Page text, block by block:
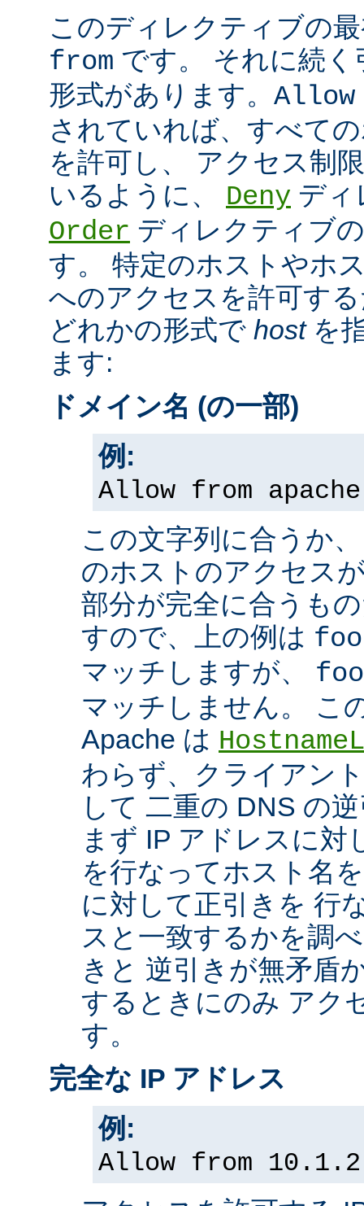
このディレクティブの
from です。 それに続
形式があります。
されていれば、すべて
を許可し、 アクセス制
いるように、 Deny ディ
Order ディレクティブ
す。 特定のホストやホ
へのアクセスを許可す
どれかの形式で hostを
ます:
ドメイン名 (の一部)
例:
Allow from
この文字列に合うか
のホストのアクセス
部分が完全に合うも
すので、上の例は
マッチしますが、
マッチしません。 こ
Apache は
わらず、クライアン
して 二重の DNS の
まず IP アドレスに対
を行なってホスト名
に対して正引きを 行
スと一致するかを調
きと 逆引きが無矛盾
するときにのみ アク
す。
完全な IP アドレス
例:
Allow from